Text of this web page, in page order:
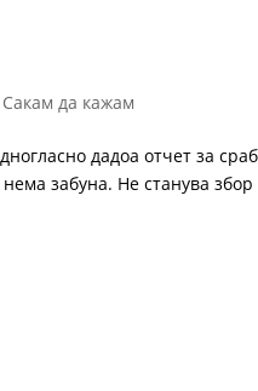
Сакам да кажам
дадоа отчет за
забуна. Не станува